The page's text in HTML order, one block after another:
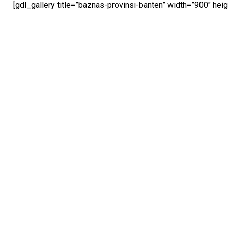
[gdl_gallery title=”baznas-provinsi-banten” width=”900″